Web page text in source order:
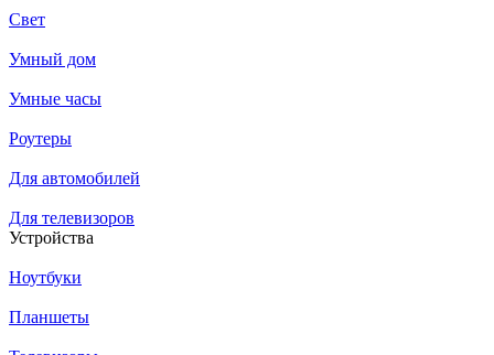
Свет
Умный дом
Умные часы
Роутеры
Для автомобилей
Для телевизоров
Устройства
Ноутбуки
Планшеты